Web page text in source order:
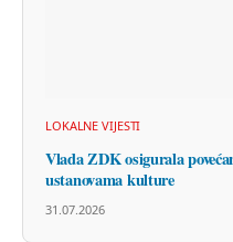
LOKALNE VIJESTI
Vlada ZDK osigurala
ustanovama kulture
31.07.2026